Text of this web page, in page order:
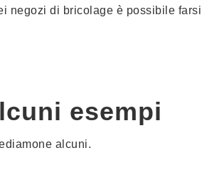
negozi di bricolage è possibile farsi
esempi
alcuni.